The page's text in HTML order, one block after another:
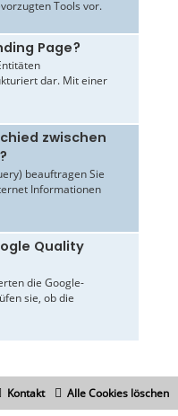
Tools vor.
Page?
dar. Mit einer
zwischen
beauftragen Sie
Informationen
Quality
die Google-
sie, ob die
Alle Cookies löschen
Kontakt